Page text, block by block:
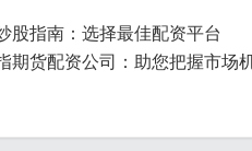
股指南：选择最佳配资平台
期货配资公司：助您把握市场